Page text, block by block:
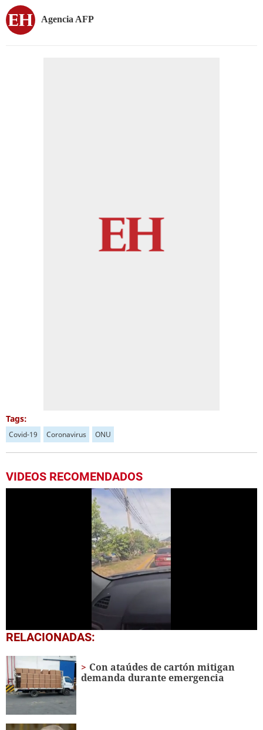
Agencia AFP
Tags:
Covid-19 Coronavirus ONU
VIDEOS RECOMENDADOS
0
seconds
31
seconds
RELACIONADAS:
Con ataúdes de cartón mitigan
demanda durante emergencia